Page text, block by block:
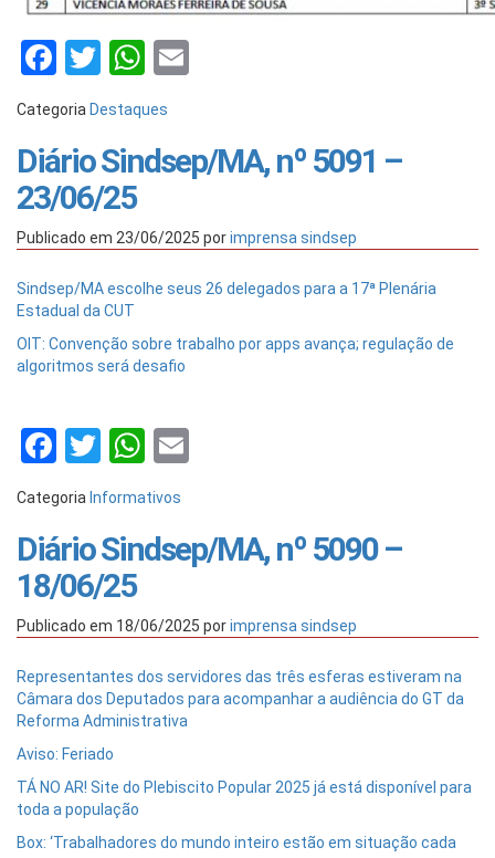
Facebook
TwitterWhatsApp
Categoria Destaques
Diário Sindsep/MA, nº 5091 –
23/06/25
Publicado em 23/06/2025 porimprensa sindsep
Sindsep/MA escolhe seus 26 delegados para a 17ª Plenária
Estadual da CUT
OIT: Convenção sobre trabalho por apps avança; regulação de
algoritmos será desafio
Facebook
TwitterWhatsApp
Categoria Informativos
Diário Sindsep/MA, nº 5090 –
18/06/25
Publicado em 18/06/2025 porimprensa sindsep
Representantes dos servidores das três esferas estiveram na
Câmara dos Deputados para acompanhar a audiência do GT da
Reforma Administrativa
Aviso: Feriado
TÁ NO AR! Site do Plebiscito Popular 2025 já está disponível para
toda a população
Box: ‘Trabalhadores do mundo inteiro estão em situação cada